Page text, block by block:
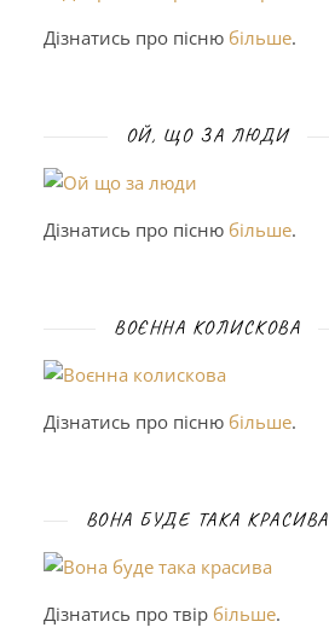
Дізнатись про пісню більше.
ОЙ, ЩО ЗА ЛЮДИ
Дізнатись про пісню більше.
ВОЄННА КОЛИСКОВА
Дізнатись про пісню більше.
ВОНА БУДЕ ТАКА КРАСИВА
Дізнатись про твір більше.